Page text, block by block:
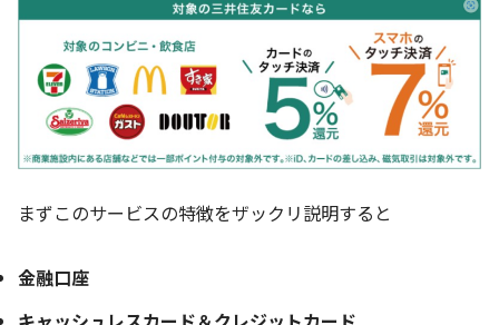
まずこのサービスの特徴をザックリ説明すると
金融口座